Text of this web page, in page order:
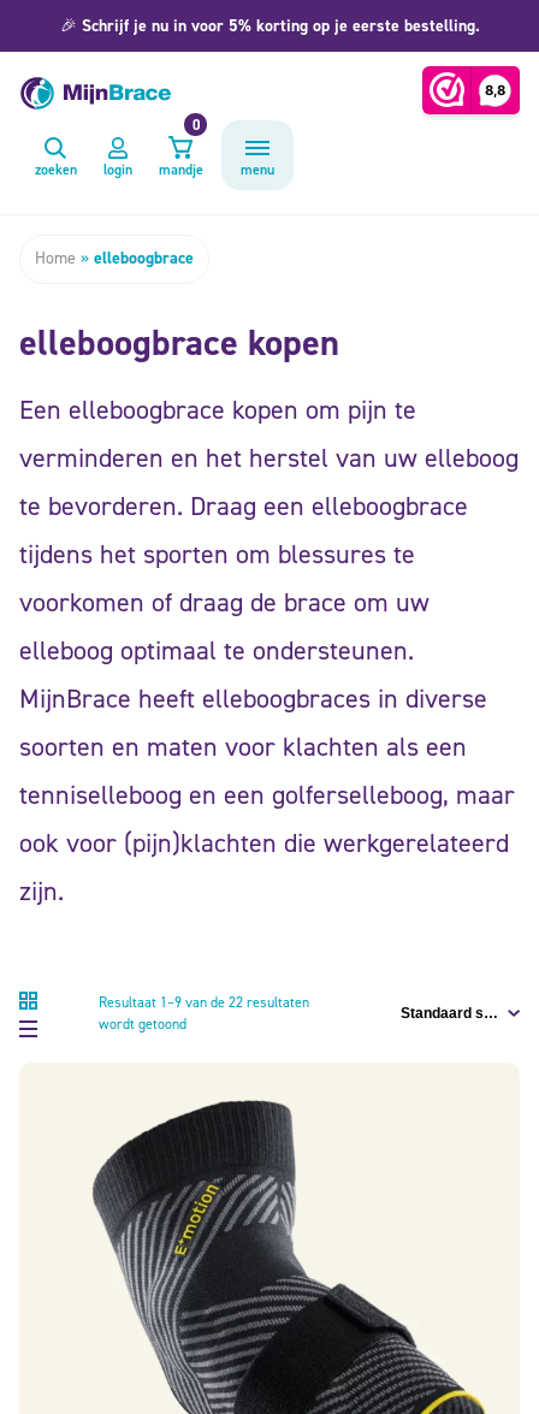
🎉 Schrijf je nu in voor 5% korting op je eerste bestelling.
zoeken login mandje
0
menu
Home » elleboogbrace
elleboogbrace kopen
Een elleboogbrace kopen om pijn te
verminderen en het herstel van uw elleboog
te bevorderen. Draag een elleboogbrace
tijdens het sporten om blessures te
voorkomen of draag de brace om uw
elleboog optimaal te ondersteunen.
MijnBrace heeft elleboogbraces in diverse
soorten en maten voor klachten als een
tenniselleboog en een golferselleboog, maar
ook voor (pijn)klachten die werkgerelateerd
zijn.
Resultaat 1–9 van de 22 resultaten
wordt getoond